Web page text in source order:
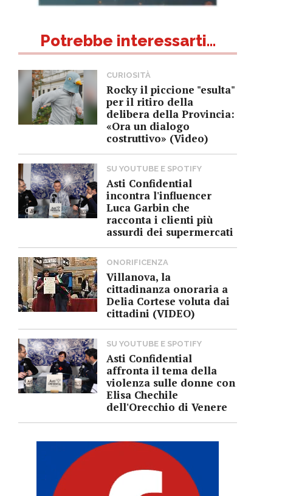
Potrebbe interessarti...
CURIOSITÀ
Rocky il piccione "esulta"
per il ritiro della
delibera della Provincia:
«Ora un dialogo
costruttivo» (Video)
SU YOUTUBE E SPOTIFY
Asti Confidential
incontra l'influencer
Luca Garbin che
racconta i clienti più
assurdi dei supermercati
ONORIFICENZA
Villanova, la
cittadinanza onoraria a
Delia Cortese voluta dai
cittadini (VIDEO)
SU YOUTUBE E SPOTIFY
Asti Confidential
affronta il tema della
violenza sulle donne con
Elisa Chechile
dell'Orecchio di Venere